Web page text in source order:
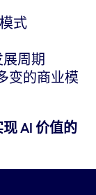
式
周期
变的商业模
AI 价值的